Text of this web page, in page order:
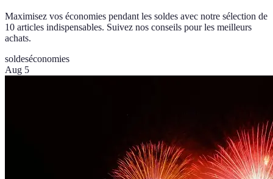
Maximisez vos économies pendant les soldes avec notre sélection de
10 articles indispensables. Suivez nos conseils pour les meilleurs
achats.
soldeséconomies
Aug 5